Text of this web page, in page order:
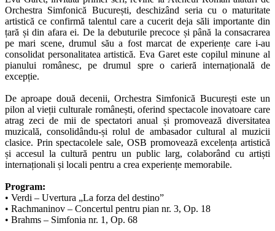
Orchestra Simfonică București, deschizând seria cu o maturitate
artistică ce confirmă talentul care a cucerit deja săli importante din
țară și din afara ei. De la debuturile precoce și până la consacrarea
pe mari scene, drumul său a fost marcat de experiențe care i-au
consolidat personalitatea artistică. Eva Garet este copilul minune al
pianului românesc, pe drumul spre o carieră internațională de
excepție.
De aproape două decenii, Orchestra Simfonică București este un
pilon al vieții culturale românești, oferind spectacole inovatoare care
atrag zeci de mii de spectatori anual și promovează diversitatea
muzicală, consolidându-și rolul de ambasador cultural al muzicii
clasice. Prin spectacolele sale, OSB promovează excelența artistică
și accesul la cultură pentru un public larg, colaborând cu artiști
internaționali și locali pentru a crea experiențe memorabile.
Program:
• Verdi – Uvertura „La forza del destino”
• Rachmaninov – Concertul pentru pian nr. 3, Op. 18
• Brahms – Simfonia nr. 1, Op. 68